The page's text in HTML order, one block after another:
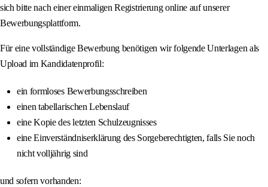
sich bitte nach einer einmaligen Registrierung online auf unserer
Bewerbungsplattform.
Für eine vollständige Bewerbung benötigen wir folgende Unterlagen als
Upload im Kandidatenprofil:
ein formloses Bewerbungsschreiben
einen tabellarischen Lebenslauf
eine Kopie des letzten Schulzeugnisses
eine Einverständniserklärung des Sorgeberechtigten, falls Sie noch
nicht volljährig sind
und sofern vorhanden: